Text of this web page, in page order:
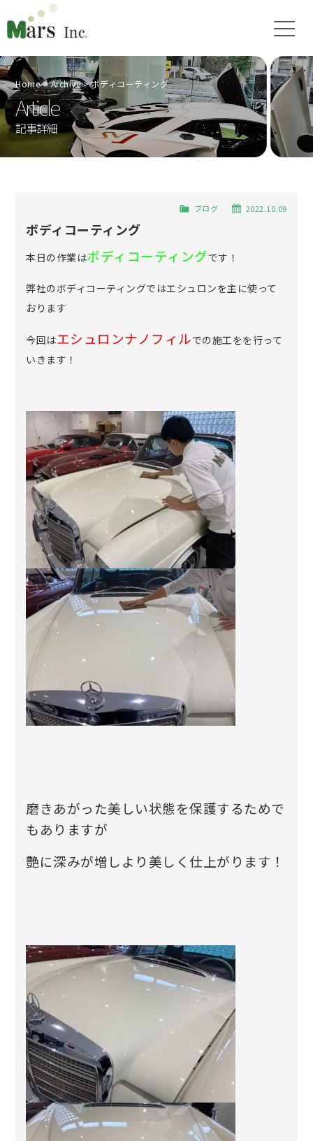
Home Archive ボディコーティング
Article
記事詳細
2022.10.09
ブログ
ボディコーティング
本日の作業はボディコーティングです！
弊社のボディコーティングではエシュロンを主に使って
おります
今回はエシュロンナノフィルでの施工をを行って
いきます！
磨きあがった美しい状態を保護するためで
もありますが
艶に深みが増しより美しく仕上がります！